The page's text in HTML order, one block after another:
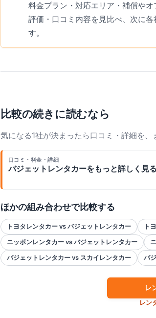
料金プラン・対応エリア・補償や
評価・口コミ内容を見比べ、次に
す。
比較の続きに読むなら
気になる1社が決まったら口コミ・詳細を
口コミ・料金・詳細
バジェットレンタカーをもっと詳しく見る
ほかの組み合わせで比較する
トヨタレンタカー vs バジェットレンタカー
ト
ニッポンレンタカー vs バジェットレンタカー
バジェットレンタカー vs スカイレンタカー
バ
レ
レン